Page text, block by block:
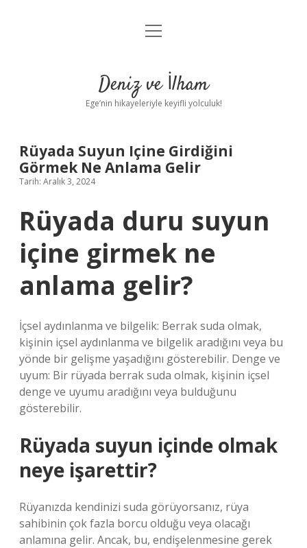
Anasayfa
Yasal Uyarı
menüyü
Deniz ve İlham
Ege’nin hikayeleriyle keyifli yolculuk!
Rüyada Suyun Içine Girdiğini
Görmek Ne Anlama Gelir
Tarih: Aralık 3, 2024
Rüyada duru suyun
içine girmek ne
anlama gelir?
İçsel aydınlanma ve bilgelik: Berrak suda olmak,
kişinin içsel aydınlanma ve bilgelik aradığını veya bu
yönde bir gelişme yaşadığını gösterebilir. Denge ve
uyum: Bir rüyada berrak suda olmak, kişinin içsel
denge ve uyumu aradığını veya bulduğunu
gösterebilir.
Rüyada suyun içinde olmak
neye işarettir?
Rüyanızda kendinizi suda görüyorsanız, rüya
sahibinin çok fazla borcu olduğu veya olacağı
anlamına gelir. Ancak, bu, endişelenmesine gerek